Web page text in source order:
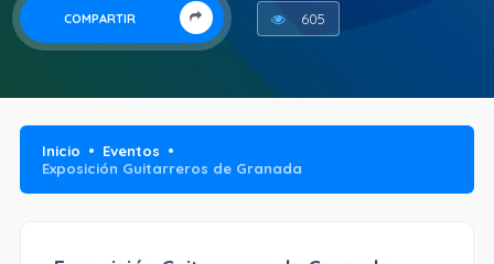
COMPARTIR 605
Inicio
Eventos
Exposición Guitarreros de Granada